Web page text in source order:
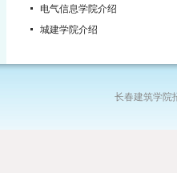
电气信息学院介绍
城建学院介绍
长春建筑学院